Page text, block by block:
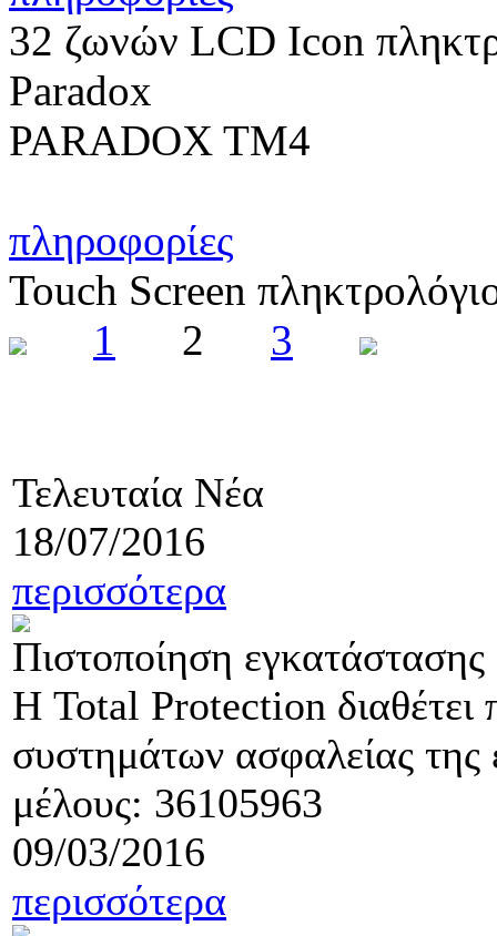
32 ζωνών LCD Icon
Paradox
PARADOX TM4
πληροφορίες
Touch Screen
1
2 3
Τελευταία Νέα
18/07/2016
περισσότερα
Πιστοποίηση
Η Total Protection διαθέτει
συστημάτων ασφαλείας της
μέλους: 36105963
09/03/2016
περισσότερα